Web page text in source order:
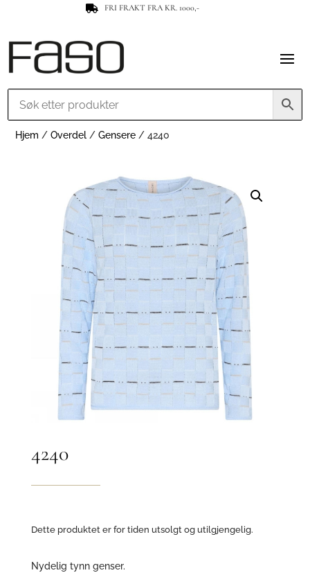
 FRI FRAKT FRA KR. 1000,-
Hjem /Overdel /Gensere / 4240
4240
Dette produktet er for tiden utsolgt og utilgjengelig.
Nydelig tynn genser.